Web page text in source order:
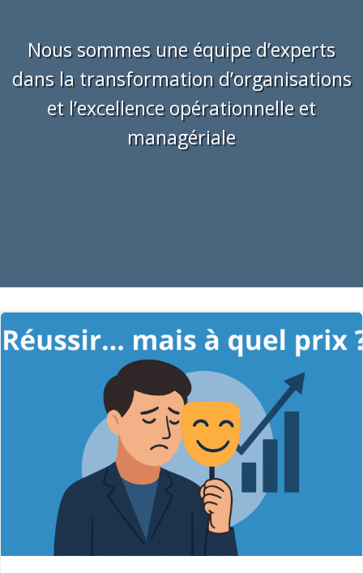
Nous sommes une équipe d’experts
dans la transformation d’organisations
et l’excellence opérationnelle et
managériale